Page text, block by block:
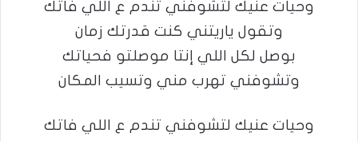
وحيات عنيك لتشوفني تندم ع اللي فاتك
وتقول ياريتني كنت قدرتك زمان
بوصل لكل اللي إنتا موصلتو فحياتك
وتشوفني تهرب مني وتسيب المكان
وحيات عنيك لتشوفني تندم ع اللي فاتك